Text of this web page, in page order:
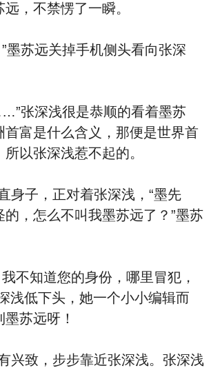
，不禁愣了一瞬。
苏远关掉手机侧头看向张深
深浅很是恭顺的看着墨苏
首富是什么含义，那便是世界首
以张深浅惹不起的。
子，正对着张深浅，“墨先
，怎么不叫我墨苏远了？”墨苏
知道您的身份，哪里冒犯，
浅低下头，她一个小小编辑而
苏远呀！
致，步步靠近张深浅。张深浅